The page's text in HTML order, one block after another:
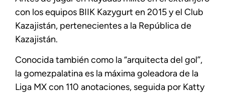
con los equipos BIIK Kazygurt en 2015 y el Club
Kazajistán, pertenecientes a la República de
Kazajistán.
Conocida también como la “arquitecta del gol’’,
la gomezpalatina es la máxima goleadora de la
Liga MX con 110 anotaciones, seguida por Katty